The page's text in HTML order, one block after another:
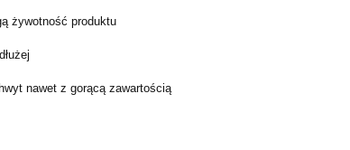
żywotność produktu
nawet z gorącą zawartością